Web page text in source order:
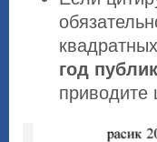
год
приводите